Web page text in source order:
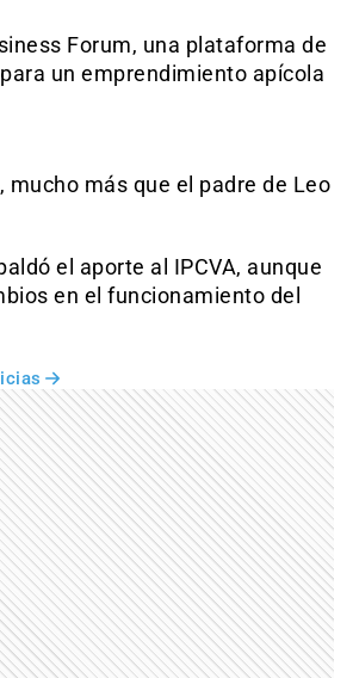
Forum, una plataforma de
un emprendimiento apícola
mucho más que el padre de Leo
el aporte al IPCVA, aunque
en el funcionamiento del